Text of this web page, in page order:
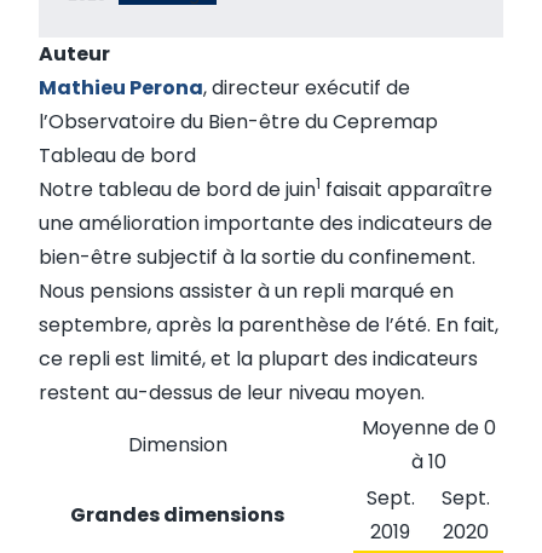
Auteur
Mathieu Perona, directeur exécutif de
l’Observatoire du Bien-être du Cepremap
Tableau de bord
Notre tableau de bord de juin1 faisait apparaître
une amélioration importante des indicateurs de
bien-être subjectif à la sortie du confinement.
Nous pensions assister à un repli marqué en
septembre, après la parenthèse de l’été. En fait,
ce repli est limité, et la plupart des indicateurs
restent au-dessus de leur niveau moyen.
Dimension
Moyenne de 0
à 10
Grandes dimensions
Sept.
2019
Sept.
2020